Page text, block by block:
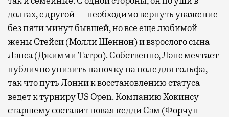
долгах, с другой — необходимо вернуть уважение
без пяти минут бывшей, но все еще любимой
жены Стейси (Молли Шеннон) и взрослого сына
Лэнса (Джимми Татро). Собственно, Лэнс мечтает
публично унизить папочку на поле для гольфа,
так что путь Лонни к восстановлению статуса
ведет к турниру US Open. Компанию Хокинсу-
старшему составит новая кедди Сэм (Форчун